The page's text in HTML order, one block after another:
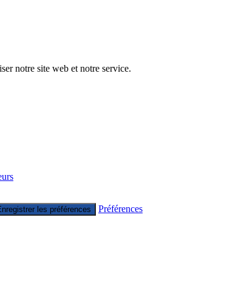
notre site web et notre service.
les préférences Préférences